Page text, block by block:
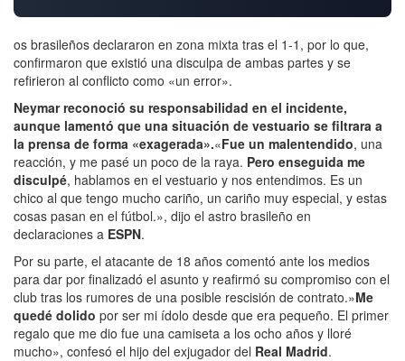
os brasileños declararon en zona mixta tras el 1-1, por lo que,
confirmaron que existió una disculpa de ambas partes y se
refirieron al conflicto como «un error».
Neymar reconoció su responsabilidad en el incidente,
aunque lamentó que una situación de vestuario se filtrara a
la prensa de forma «exagerada».«Fue un malentendido, una
reacción, y me pasé un poco de la raya. Pero enseguida me
disculpé, hablamos en el vestuario y nos entendimos. Es un
chico al que tengo mucho cariño, un cariño muy especial, y estas
cosas pasan en el fútbol.», dijo el astro brasileño en
declaraciones a ESPN.
Por su parte, el atacante de 18 años comentó ante los medios
para dar por finalizadó el asunto y reafirmó su compromiso con el
club tras los rumores de una posible rescisión de contrato.»Me
quedé dolido por ser mi ídolo desde que era pequeño. El primer
regalo que me dio fue una camiseta a los ocho años y lloré
mucho», confesó el hijo del exjugador del Real Madrid.